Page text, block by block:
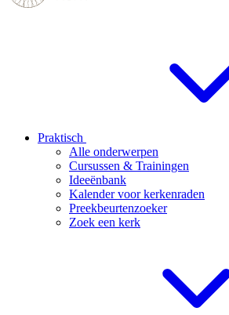
Praktisch
Alle onderwerpen
Cursussen & Trainingen
Ideeënbank
Kalender voor kerkenraden
Preekbeurtenzoeker
Zoek een kerk